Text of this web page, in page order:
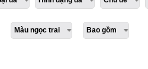
Màu ngọc trai Bao gồm